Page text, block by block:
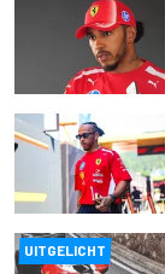
UITGELICHT